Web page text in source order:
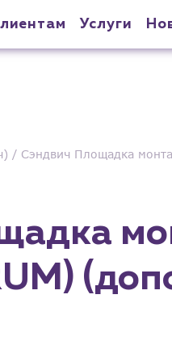
Услуги
Сэндвич Площадка